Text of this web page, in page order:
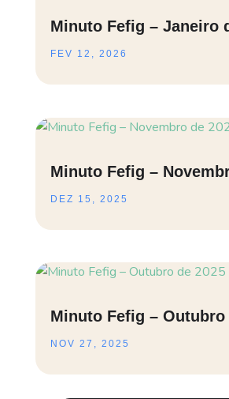
Minuto Fefig – Janeiro
FEV 12, 2026
Minuto Fefig –
DEZ 15, 2025
Minuto Fefig – Outubro
NOV 27, 2025